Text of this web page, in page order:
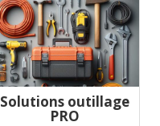
Solutions outillage
PRO